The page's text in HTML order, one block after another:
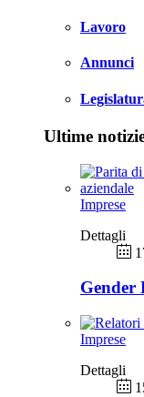
Lavoro
Annunci
Ultime
Imprese
Dettagli
Gender
Imprese
Dettagli